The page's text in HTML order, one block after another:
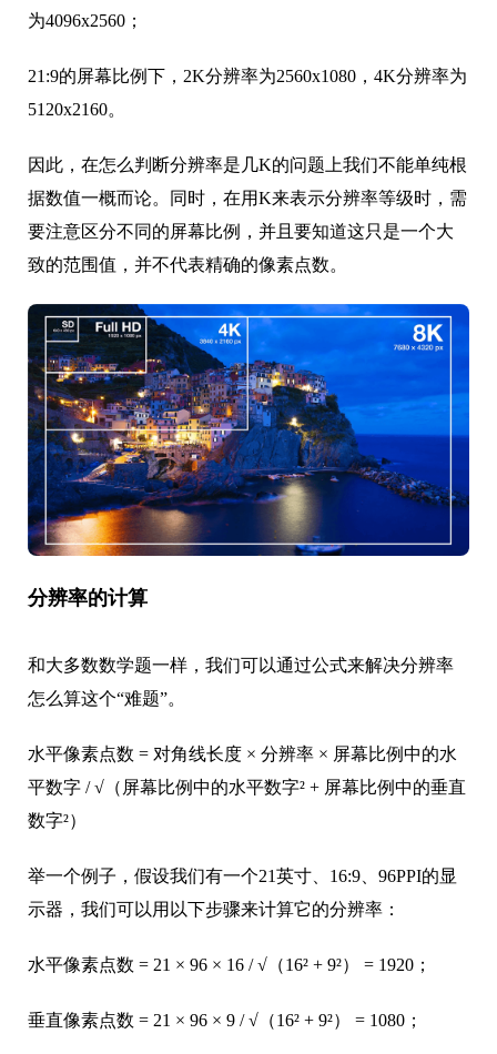
为4096x2560；
21:9的屏幕比例下，2K分辨率为2560x1080，4K分辨率为
5120x2160。
因此，在怎么判断分辨率是几K的问题上我们不能单纯根
据数值一概而论。同时，在用K来表示分辨率等级时，需
要注意区分不同的屏幕比例，并且要知道这只是一个大
致的范围值，并不代表精确的像素点数。
分辨率的计算
和大多数数学题一样，我们可以通过公式来解决分辨率
怎么算这个“难题”。
水平像素点数 = 对角线长度 × 分辨率 × 屏幕比例中的水
平数字 / √（屏幕比例中的水平数字² + 屏幕比例中的垂直
数字²）
举一个例子，假设我们有一个21英寸、16:9、96PPI的显
示器，我们可以用以下步骤来计算它的分辨率：
水平像素点数 = 21 × 96 × 16 / √（16² + 9²） = 1920；
垂直像素点数 = 21 × 96 × 9 / √（16² + 9²） = 1080；